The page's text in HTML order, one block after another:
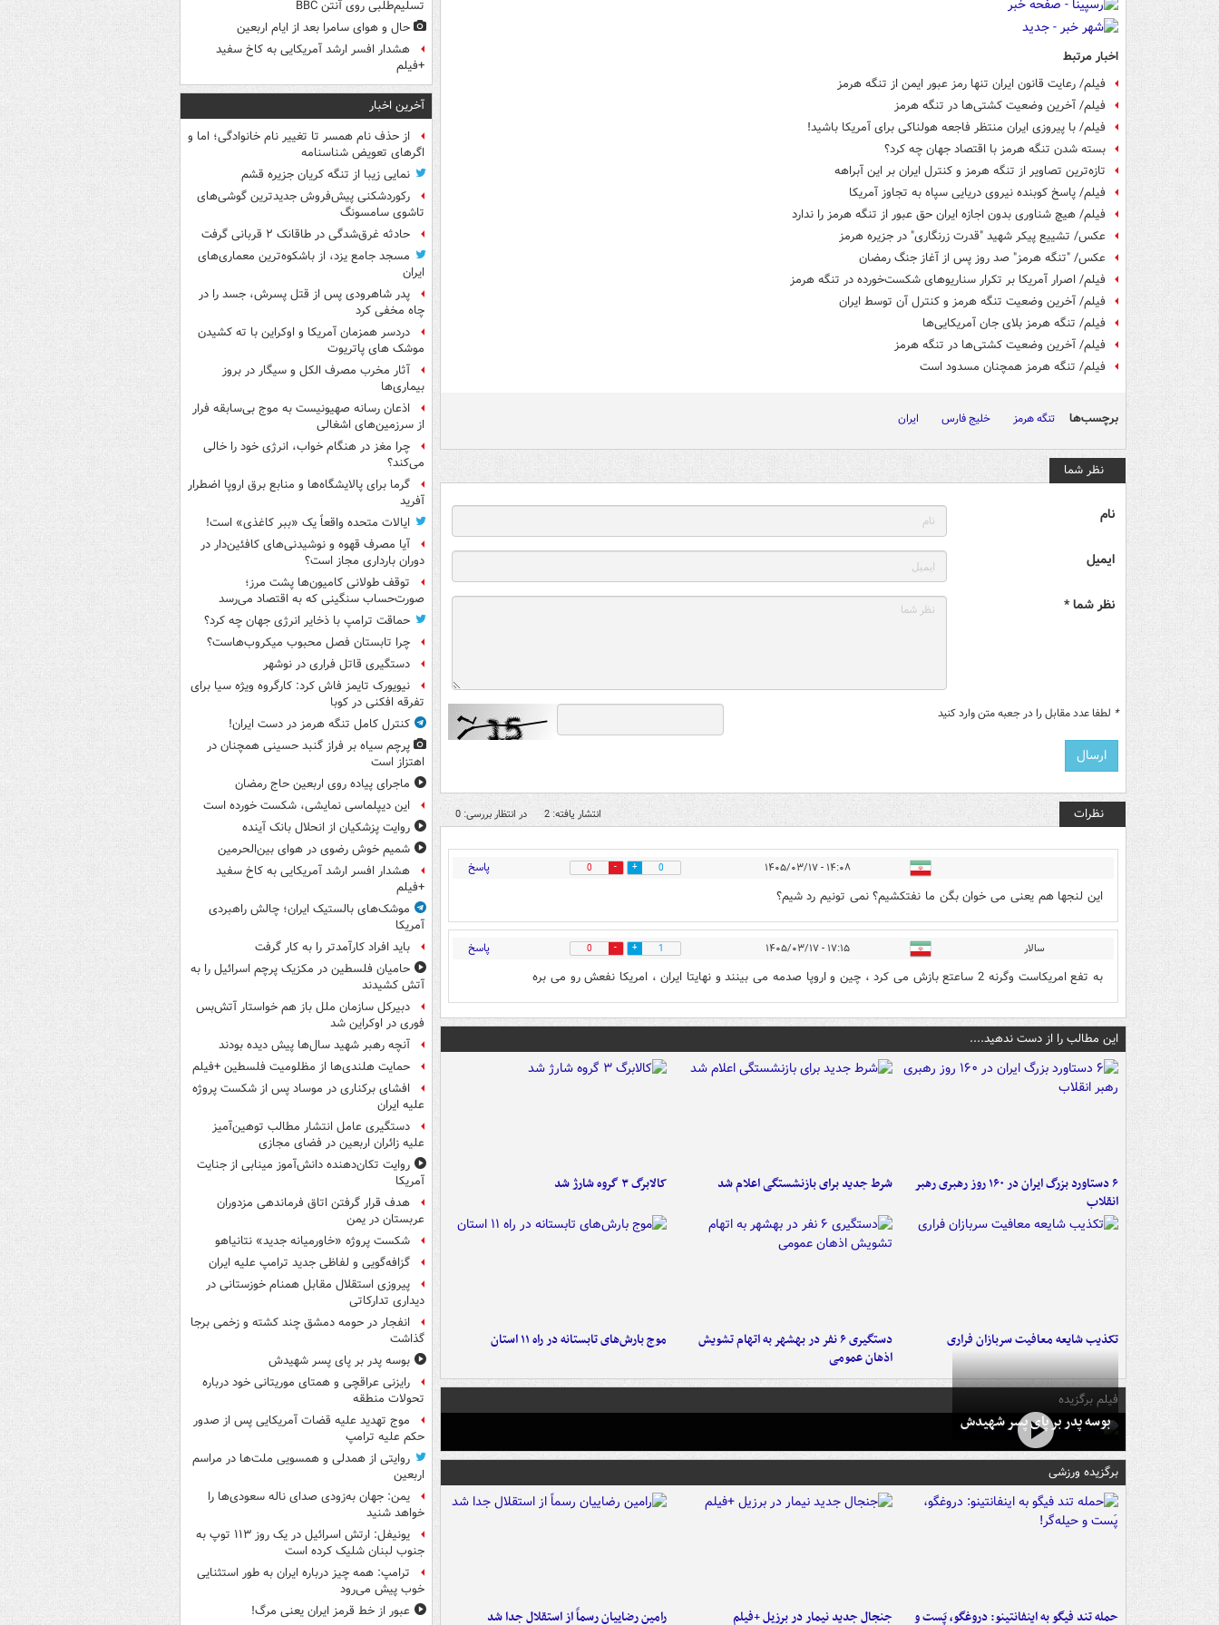
اخبار مرتبط
فیلم/ رعایت قانون ایران تنها رمز عبور ایمن از تنگه هرمز
فیلم/ آخرین وضعیت کشتی‌ها در تنگه هرمز
فیلم/ با پیروزی ایران منتظر فاجعه هولناکی برای آمریکا باشید!
بسته شدن تنگه هرمز با اقتصاد جهان چه کرد؟
تازه‌ترین تصاویر از تنگه هرمز و کنترل ایران بر این آبراهه
فیلم/ پاسخ کوبنده نیروی دریایی سپاه به تجاوز آمریکا
فیلم/ هیچ شناوری بدون اجازه ایران حق عبور از تنگه هرمز را ندارد
عکس/ تشییع پیکر شهید "قدرت زرنگاری" در جزیره هرمز
عکس/ "تنگه هرمز" صد روز پس از آغاز جنگ رمضان
فیلم/ اصرار آمریکا بر تکرار سناریوهای شکست‌خورده در تنگه هرمز
فیلم/ آخرین وضعیت تنگه هرمز و کنترل آن توسط ایران
فیلم/ تنگه هرمز بلای جان آمریکایی‌ها
فیلم/ آخرین وضعیت کشتی‌ها در تنگه هرمز
فیلم/ تنگه هرمز همچنان مسدود است
برچسب‌ها تنگه هرمز خلیج فارس ایران
نظر شما
نام
ایمیل
نظر شما *
* لطفا عدد مقابل را در جعبه متن وارد کنید
نظرات انتشار یافته: 2 در انتظار بررسی: 0
۱۴:۰۸ - ۱۴۰۵/۰۳/۱۷ 0
0 پاسخ
این لنجها هم یعنی می خوان بگن ما نفتکشیم؟ نمی تونیم رد شیم؟
سالار ۱۷:۱۵ - ۱۴۰۵/۰۳/۱۷ 1
0 پاسخ
به تفع امریکاست وگرنه 2 ساعتع بازش می کرد ، چین و اروپا صدمه می بینند و نهایتا ایران ، امریکا نفعش رو می بره
این مطالب را از دست ندهید....
۶ دستاورد بزرگ ایران در ۱۶۰ روز رهبری رهبر
انقلاب
شرط جدید برای بازنشستگی اعلام شد کالابرگ ۳ گروه شارژ شد
تکذیب شایعه معافیت سربازان فراری
دستگیری ۶ نفر در بهشهر به اتهام تشویش
اذهان عمومی
موج بارش‌های تابستانه در راه ۱۱ استان
فیلم برگزیده
بوسه‌ پدر بر پای پسر شهیدش
برگزیده ورزشی
حمله تند فیگو به اینفانتینو: دروغگو، پَست‌ و
جنجال جدید نیمار در برزیل +فیلم رامین رضاییان رسماً از استقلال جدا شد
تسلیم‌طلبی روی آنتن BBC
حال و هوای سامرا بعد از ایام اربعین
هشدار افسر ارشد آمریکایی به کاخ سفید
+فیلم
آخرین اخبار
از حذف نام همسر تا تغییر نام خانوادگی؛ اما و
اگرهای تعویض شناسنامه
نمایی زیبا از تنگه کریان جزیره قشم
رکوردشکنی پیش‌فروش جدیدترین گوشی‌های
تاشوی سامسونگ
حادثه غرق‌شدگی در طاقانک ۲ قربانی گرفت
مسجد جامع یزد، از باشکوه‌ترین معماری‌های
ایران
پدر شاهرودی پس از قتل پسرش، جسد را در
چاه مخفی کرد
دردسر همزمان آمریکا و اوکراین با ته کشیدن
موشک های پاتریوت
آثار مخرب مصرف الکل و سیگار در بروز
بیماری‌ها
اذعان رسانه صهیونیست به موج بی‌سابقه فرار
از سرزمین‌های اشغالی
چرا مغز در هنگام خواب، انرژی خود را خالی
می‌کند؟
گرما برای پالایشگاه‌ها و منابع برق اروپا اضطرار
آفرید
ایالات متحده واقعاً یک «ببر کاغذی» است!
آیا مصرف قهوه و نوشیدنی‌های کافئین‌دار در
دوران بارداری مجاز است؟
توقف طولانی کامیون‌ها پشت مرز؛
صورت‌حساب سنگینی که به اقتصاد می‌رسد
حماقت ترامپ با ذخایر انرژی جهان چه کرد؟
چرا تابستان فصل محبوب میکروب‌هاست؟
دستگیری قاتل فراری در نوشهر
نیویورک تایمز فاش کرد: کارگروه ویژه سیا برای
تفرقه افکنی در کوبا
کنترل کامل تنگه هرمز در دست ایران!
پرچم سیاه بر فراز گنبد حسینی همچنان در
اهتزاز است
ماجرای پیاده روی اربعین حاج رمضان
این دیپلماسی نمایشی، شکست خورده است
روایت پزشکیان از انحلال بانک آینده
شمیم خوش رضوی در هوای بین‌الحرمین
هشدار افسر ارشد آمریکایی به کاخ سفید
+فیلم
موشک‌های بالستیک ایران؛ چالش راهبردی
آمریکا
باید افراد کارآمدتر را به کار گرفت
حامیان فلسطین در مکزیک پرچم اسرائیل را به
آتش کشیدند
دبیرکل سازمان ملل باز هم خواستار آتش‌بس
فوری در اوکراین شد
آنچه رهبر شهید سال‌ها پیش دیده بودند
حمایت هلندی‌ها از مظلومیت فلسطین +فیلم
افشای برکناری در موساد پس از شکست پروژه
علیه ایران
دستگیری عامل انتشار مطالب توهین‌آمیز
علیه زائران اربعین در فضای مجازی
روایت تکان‌دهنده دانش‌آموز مینابی از جنایت
آمریکا
هدف قرار گرفتن اتاق‌ فرماندهی مزدوران
عربستان در یمن
شکست پروژه «خاورمیانه جدید» نتانیاهو
گزافه‌گویی و لفاظی جدید ترامپ علیه ایران
پیروزی استقلال مقابل همنام خوزستانی در
دیداری تدارکاتی
انفجار در حومه دمشق چند کشته و زخمی برجا
گذاشت
بوسه‌ پدر بر پای پسر شهیدش
رایزنی عراقچی و همتای موریتانی خود درباره
تحولات منطقه
موج تهدید علیه قضات آمریکایی پس از صدور
حکم علیه ترامپ
روایتی از همدلی و همسویی ملت‌ها در مراسم
اربعین
یمن: جهان به‌زودی صدای ناله سعودی‌ها را
خواهد شنید
یونیفل: ارتش اسرائیل در یک روز ۱۱۳ توپ به
جنوب لبنان شلیک کرده است
ترامپ: همه چیز درباره ایران به طور استثنایی
خوب پیش می‌رود
عبور از خط قرمز ایران یعنی مرگ!